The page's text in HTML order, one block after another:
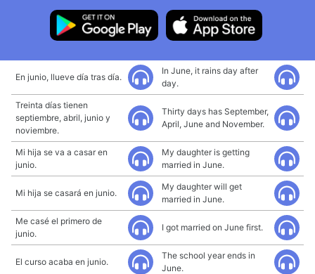
En junio, llueve día tras día.
In June, it rains day after
day.
Treinta días tienen
septiembre, abril, junio y
noviembre.
Thirty days has September,
April, June and November.
Mi hija se va a casar en
junio.
My daughter is getting
married in June.
Mi hija se casará en junio.
My daughter will get
married in June.
Me casé el primero de
junio.
I got married on June first.
El curso acaba en junio.
The school year ends in
June.